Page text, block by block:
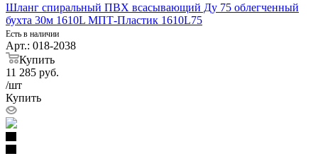
Шланг спиральный ПВХ всасывающий Ду 75 облегченный
бухта 30м 1610L МПТ-Пластик 1610L75
Есть в наличии
Арт.: 018-2038
Купить
11 285 руб.
/шт
Купить